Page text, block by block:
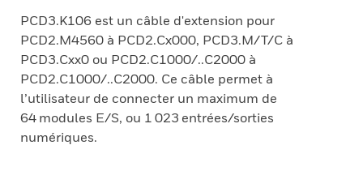
PCD3.K106 est un câble d'extension pour
PCD2.M4560 à PCD2.Cx000, PCD3.M/T/C à
PCD3.Cxx0 ou PCD2.C1000/..C2000 à
PCD2.C1000/..C2000. Ce câble permet à
l’utilisateur de connecter un maximum de
64 modules E/S, ou 1 023 entrées/sorties
numériques.